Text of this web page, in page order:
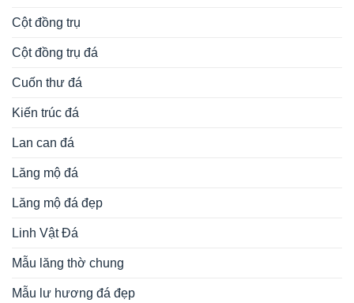
Cột đồng trụ
Cột đồng trụ đá
Cuốn thư đá
Kiến trúc đá
Lan can đá
Lăng mộ đá
Lăng mộ đá đẹp
Linh Vật Đá
Mẫu lăng thờ chung
Mẫu lư hương đá đẹp